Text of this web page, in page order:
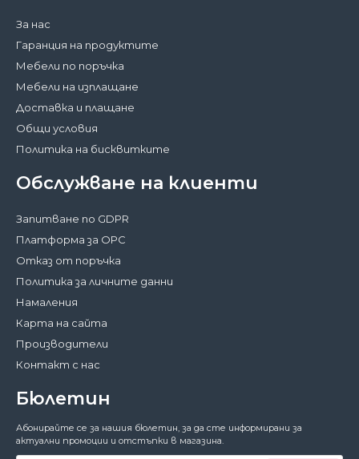
Затвори
За нас
Гаранция на продуктите
Мебели по поръчка
Мебели на изплащане
Доставка и плащане
Общи условия
Политика на бисквитките
Обслужване на клиенти
Запитване по GDPR
Платформа за ОРС
Отказ от поръчка
Политика за личните данни
Намаления
Карта на сайта
Производители
Контакт с нас
Бюлетин
Абонирайте се за нашия бюлетин, за да сте информирани за
актуални промоции и отстъпки в магазина.